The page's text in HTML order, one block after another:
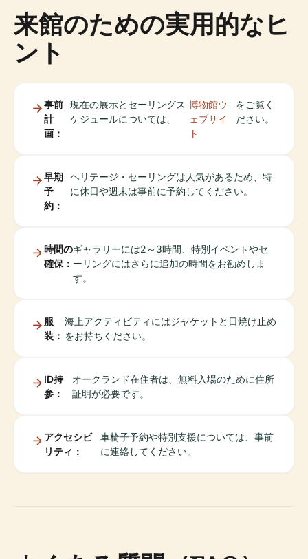
来館のための実用的なヒ
ント
事前
計
画：
現在の展示とセーリングス
ケジュールについては、
博物館ウ
ェブサイ
ト
をご覧く
ださい。
早期
予
約：
ヘリテージ・セーリングは人気があるため、特
に休日や週末は事前に予約してください。
時間の
確保：
ギャラリーには2～3時間、特別イベントやセ
ーリングにはさらに追加の時間をお勧めしま
す。
服
装：
海上アクティビティにはジャケットと日焼け止め
をお持ちください。
ID持
参：
オークランド在住者は、無料入場のために住所
証明が必要です。
アクセシビ
リティ：
車椅子予約や特別支援については、事前
に連絡してください。